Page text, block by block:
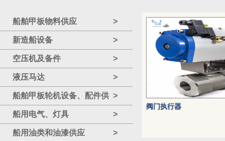
船舶甲板物料供应 >
新造船设备 >
空压机及备件 >
液压马达 >
船舶甲板轮机设备、配件供
应
>
船用电气、灯具 >
船用油类和油漆供应 >
阀门执行器